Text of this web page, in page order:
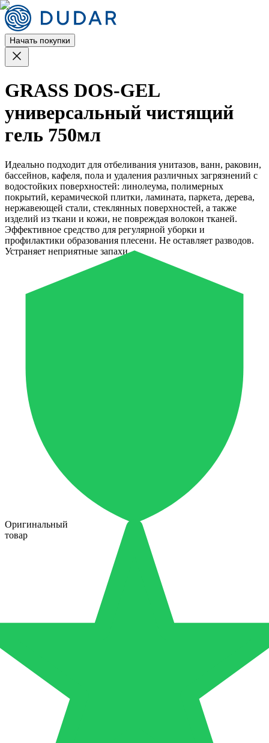
Начать покупки
GRASS DOS-GEL
универсальный чистящий
гель 750мл
Идеально подходит для отбеливания унитазов, ванн, раковин,
бассейнов, кафеля, пола и удаления различных загрязнений с
водостойких поверхностей: линолеума, полимерных
покрытий, керамической плитки, ламината, паркета, дерева,
нержавеющей стали, стеклянных поверхностей, а также
изделий из ткани и кожи, не повреждая волокон тканей.
Эффективное средство для регулярной уборки и
профилактики образования плесени. Не оставляет разводов.
Устраняет неприятные запахи.
Оригинальный
товар